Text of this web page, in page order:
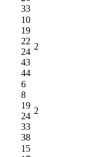
33
10
19
22
24
43
44
2
6
8
19
24
33
38
2
15